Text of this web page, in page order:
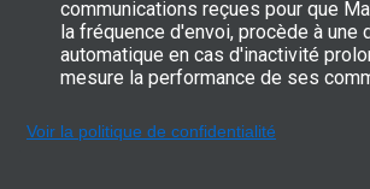
communications reçues pour que
la fréquence d'envoi, procède à une
automatique en cas d'inactivité
mesure la performance de ses
Voir la politique de confidentialité